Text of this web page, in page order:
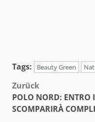
Tags: Beauty Green
Zurück
POLO NORD: ENTRO
SCOMPARIRÀ